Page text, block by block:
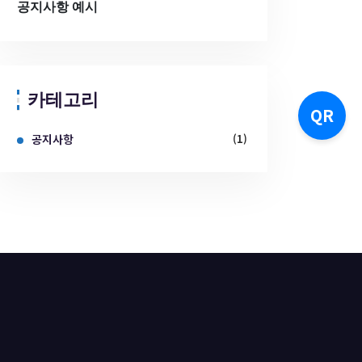
공지사항 예시
카테고리
공지사항 (1)
QR